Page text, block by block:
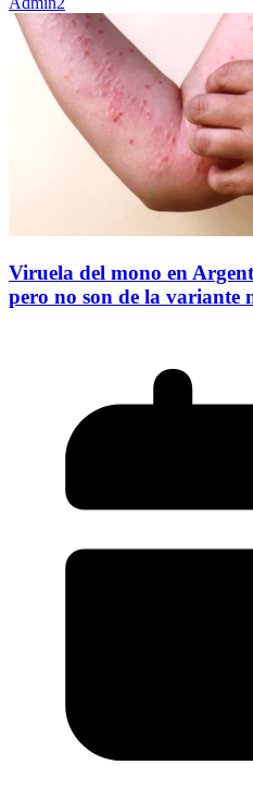
Viruela del mono en
pero no son de la variante